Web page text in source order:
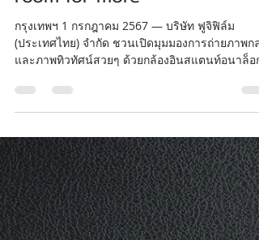
HYPER PIXEL
2 ก.ค. 2567
ยาว 1 นาที
ฟูจิฟิล์ม ชวนเปิดรับความสนุกให้
ด้วย INSTAX WIDE 400 กล้อ
งอินสแตนท์อนาล็อกที่ถ่ายรูปได้
กว้างจุใจกับแท็กไลน์ “Make
room for more”